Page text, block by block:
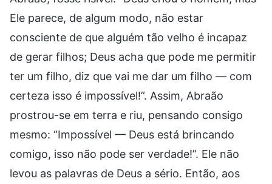
Ele parece, de algum modo, não estar
consciente de que alguém tão velho é incapaz
de gerar filhos; Deus acha que pode me permitir
ter um filho, diz que vai me dar um filho — com
certeza isso é impossível!”. Assim, Abraão
prostrou-se em terra e riu, pensando consigo
mesmo: “Impossível — Deus está brincando
comigo, isso não pode ser verdade!”. Ele não
levou as palavras de Deus a sério. Então, aos